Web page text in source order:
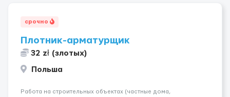
срочно
Плотник-арматурщик
32 zł (злотых)
Польша
Работа на строительных объектах (частные дома,